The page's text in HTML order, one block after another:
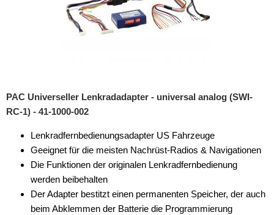
Antennenkabel
Antennensplitter
Antennenstab
Antennenstecker
Antennenverstärker
PAC Universeller Lenkradadapter - universal analog (SWI-
RC-1) - 41-1000-002
Lenkradfernbedienungsadapter US Fahrzeuge
Geeignet für die meisten Nachrüst-Radios & Navigationen
Die Funktionen der originalen Lenkradfernbedienung
werden beibehalten
Der Adapter bestitzt einen permanenten Speicher, der auch
beim Abklemmen der Batterie die Programmierung